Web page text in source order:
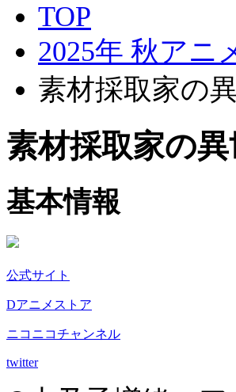
TOP
2025年 秋アニ
素材採取家の
素材採取家の
基本情報
公式サイト
Dアニメストア
ニコニコチャンネル
twitter